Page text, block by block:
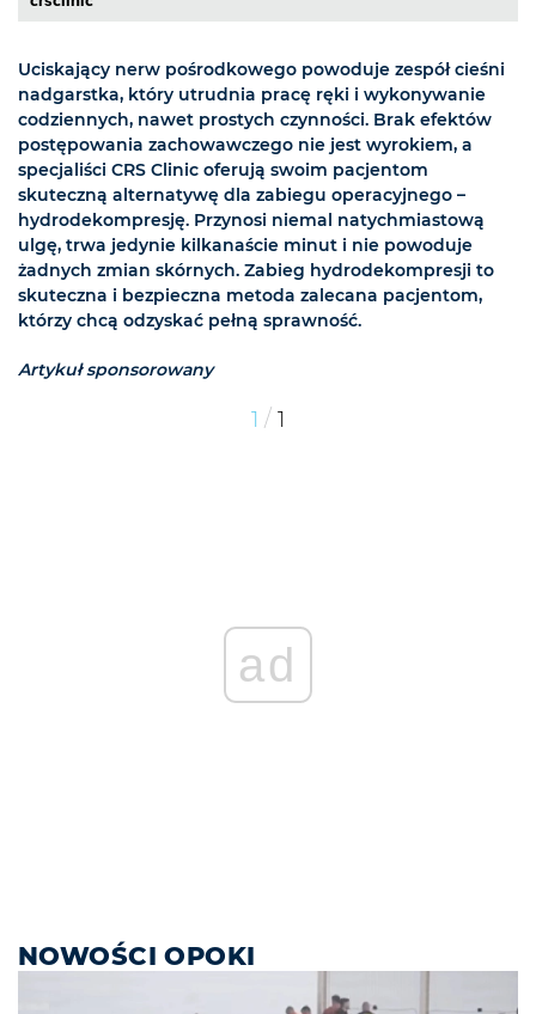
Uciskający nerw pośrodkowego powoduje zespół cieśni
nadgarstka, który utrudnia pracę ręki i wykonywanie
codziennych, nawet prostych czynności. Brak efektów
postępowania zachowawczego nie jest wyrokiem, a
specjaliści CRS Clinic oferują swoim pacjentom
skuteczną alternatywę dla zabiegu operacyjnego –
hydrodekompresję. Przynosi niemal natychmiastową
ulgę, trwa jedynie kilkanaście minut i nie powoduje
żadnych zmian skórnych. Zabieg hydrodekompresji to
skuteczna i bezpieczna metoda zalecana pacjentom,
którzy chcą odzyskać pełną sprawność.
Artykuł sponsorowany
1 / 1
ad
NOWOŚCI OPOKI